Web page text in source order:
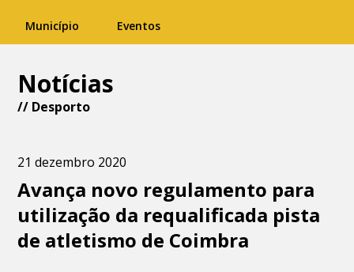
Município Eventos
Notícias
// Desporto
21 dezembro 2020
Avança novo regulamento para
utilização da requalificada pista
de atletismo de Coimbra